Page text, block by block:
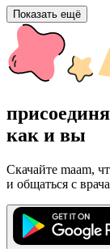
Показать ещё
как и вы
Скачайте maam,
и общаться с